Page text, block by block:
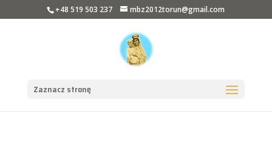
+48 519 503 237 mbz2012torun@gmail.com
Zaznacz stronę